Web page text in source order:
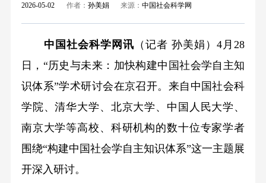
2026-05-02 作者： 孙美娟 来源：中国社会科学网
中国社会科学网讯 （记者 孙美娟）4月28
日，“历史与未来：加快构建中国社会学自主知
识体系”学术研讨会在京召开。来自中国社会科
学院、清华大学、北京大学、中国人民大学、
南京大学等高校、科研机构的数十位专家学者
围绕“构建中国社会学自主知识体系”这一主题展
开深入研讨。